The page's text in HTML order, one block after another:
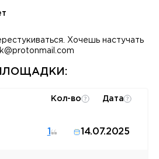
Хочешь настучать
Кол-во Дата
1 14.07.2025